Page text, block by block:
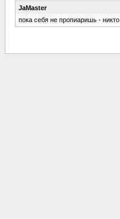
JaMaster
пока себя не пропиаришь -